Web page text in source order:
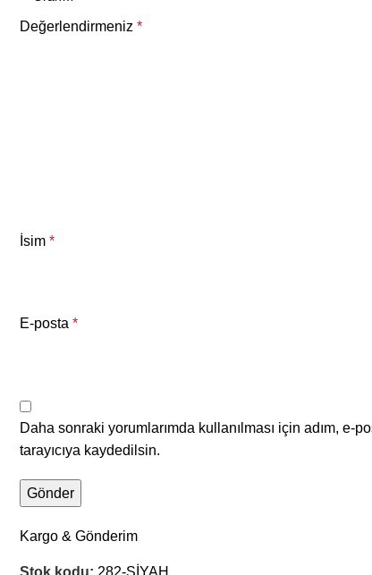
Değerlendirmeniz *
İsim *
E-posta *
Daha sonraki yorumlarımda kullanılması için adım, e-
tarayıcıya kaydedilsin.
Kargo & Gönderim
Stok kodu: 282-SİYAH